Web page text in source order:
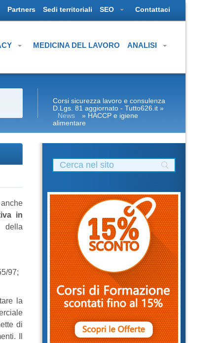
Partners Sedi territoriali SEO Contattaci
MEDICINA DEL LAVORO ANALISI
Corsi sicurezza lavoro e consulenza
D.Lgs. 81 aggiornato - Tutto626.it »
News
» HACCP e igiene
alimentare
in
della
97;
la
di
Il